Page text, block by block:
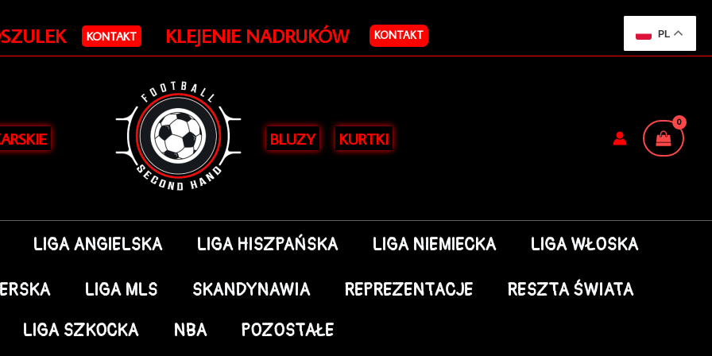
KONTAKT KLEJENIE NADRUKÓW KONTAKT
BLUZY KURTKI
LIGA ANGIELSKA LIGA HISZPAŃSKA LIGA NIEMIECKA LIGA WŁOSKA
LIGA MLS SKANDYNAWIA REPREZENTACJE
RESZTA ŚWIATA
LIGA SZKOCKA
NBA POZOSTAŁE
najnowszych PL